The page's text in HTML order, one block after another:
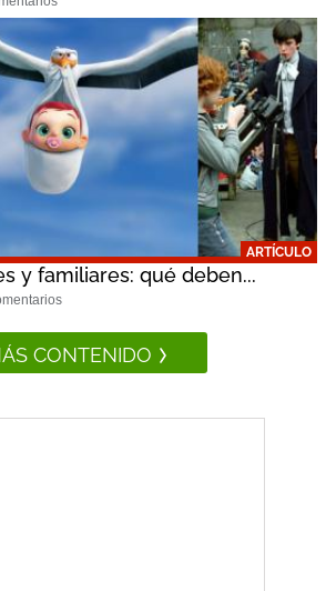
ARTÍCULO
y familiares: qué deben...
CONTENIDO